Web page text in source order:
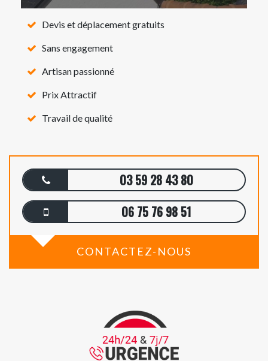
Devis et déplacement gratuits
Sans engagement
Artisan passionné
Prix Attractif
Travail de qualité
03 59 28 43 80
06 75 76 98 51
CONTACTEZ-NOUS